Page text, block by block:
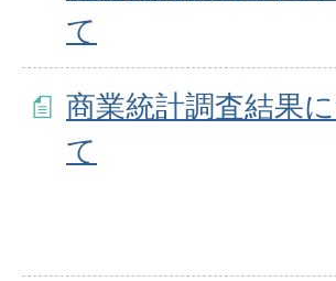
て
商業統計調査結果
て